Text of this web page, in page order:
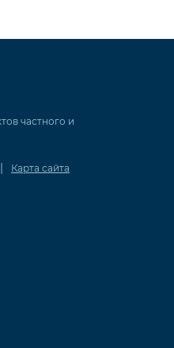
частного и
| Карта сайта